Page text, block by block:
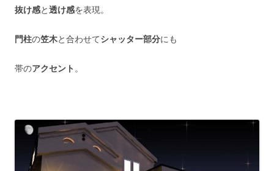
抜け感と透け感を表現。
門柱の笠木と合わせてシャッター部分にも
帯のアクセント 。